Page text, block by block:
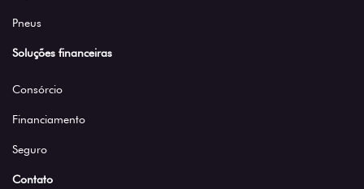
Pneus
Soluções financeiras
Consórcio
Financiamento
Seguro
Contato